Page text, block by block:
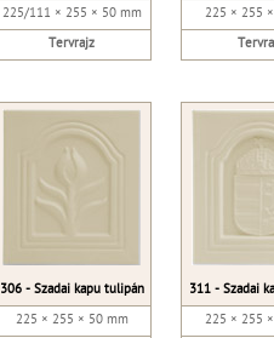
225/111 × 255 × 50 mm
Tervrajz
225 × 255
306 - Szadai kapu tulipán
225 × 255 × 50 mm
311 - Szadai
225 × 255